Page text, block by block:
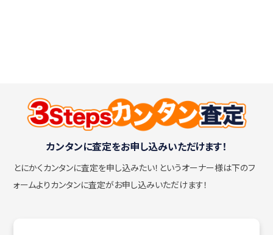
カンタンに査定をお申し込みいただけます！
とにかくカンタンに査定を申し込みたい！ というオーナー様は下のフ
ォームよりカンタンに査定がお申し込みいただけます！